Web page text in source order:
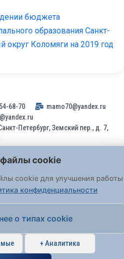
бюджета
образования Санкт-
округ Коломяги на 2019 год
68-70
mamo70@yandex.ru
Петербург, Земский пер., д. 7,
и организаций, поступившие на
рассмотрены на основании
02.05.2006 № 59-ФЗ
. Обращения
черезпортал «Госуслуги» (ЕПГУ)
паспорта.
обработки персональных данных.
cookie
cookie для улучшения работы
конфиденциальности
о типах cookie
+ Аналитика